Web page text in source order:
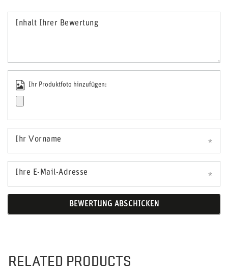
Inhalt Ihrer Bewertung
Ihr Produktfoto hinzufügen:
Ihr Vorname
Ihre E-Mail-Adresse
BEWERTUNG ABSCHICKEN
RELATED PRODUCTS